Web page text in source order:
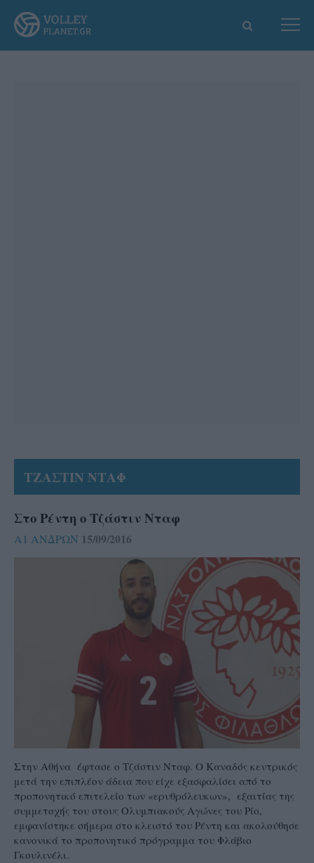
ΤΖΑΣΤΙΝ ΝΤΑΦ
Στο Ρέντη ο Τζάστιν Νταφ
Α1 ΑΝΔΡΩΝ 15/09/2016
Στην Αθήνα έφτασε ο Τζάστιν Νταφ. Ο Καναδός κεντρικός
μετά την επιπλέον άδεια που είχε εξασφαλίσει από το
προπονητικό επιτελείο των «ερυθρόλευκων», εξαιτίας της
συμμετοχής του στους Ολυμπιακούς Αγώνες του Ρίο,
εμφανίστηκε σήμερα στο κλειστό του Ρέντη και ακολούθησε
κανονικά το προπονητικό πρόγραμμα του Φλάβιο
Γκουλινέλι.